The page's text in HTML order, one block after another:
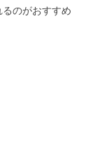
のがおすすめ